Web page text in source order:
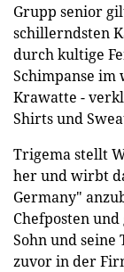
Grupp senior
schillerndsten
durch kultige
Schimpanse
Krawatte -
Shirts und
Trigema stellt
her und wirbt
Germany"
Chefposten
Sohn und seine
zuvor in der